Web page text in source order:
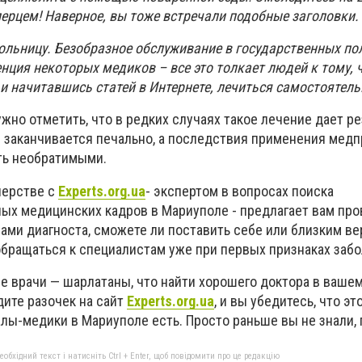
Наверное, вы тоже встречали подобные заголовки.
Безобразное обслуживание в государственных
некоторых медиков – все это толкает людей к тому,
статей в Интернете, лечиться
отметить, что в редких случаях такое лечение дает
печально, а последствия применения
необратимыми.
с Еxperts.org.ua- экспертом в вопросах поиска
медицинских кадров в Мариуполе - предлагает вам
диагноста, сможете ли поставить себе или близким
к специалистам уже при первых признаках
врачи — шарлатаны, что найти хорошего доктора в
разочек на сайт Еxperts.org.ua, и вы убедитесь, что
медики в Мариуполе есть. Просто раньше вы не знали,
текст і натисніть Ctrl + Enter, щоб повідомити про це редакцію